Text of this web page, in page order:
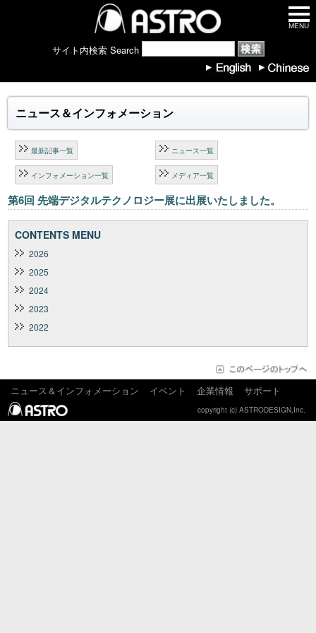
サイト内検索 Search
MENU
ニュース＆インフォメーション
最新記事一覧 ニュース一覧
インフォメーション一覧 メディア一覧
第6回 先端デジタルテクノロジー展に出展いたしました。
CONTENTS MENU
2026
2025
2024
2023
2022
ニュース＆インフォメーション イベント 企業情報 サポート
copyright (c) ASTRODESIGN,Inc.